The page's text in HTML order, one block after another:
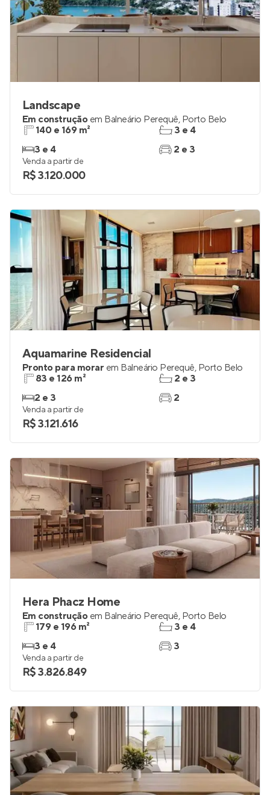
Landscape
Em construção em Balneário Perequê, Porto Belo
140 e 169 m²
3 e 4
3 e 4
2 e 3
Venda a partir de
R$ 3.120.000
Aquamarine Residencial
Pronto para morar em Balneário Perequê, Porto Belo
83 e 126 m²
2 e 3
2 e 3
2
Venda a partir de
R$ 3.121.616
Hera Phacz Home
Em construção em Balneário Perequê, Porto Belo
179 e 196 m²
3 e 4
3 e 4
3
Venda a partir de
R$ 3.826.849